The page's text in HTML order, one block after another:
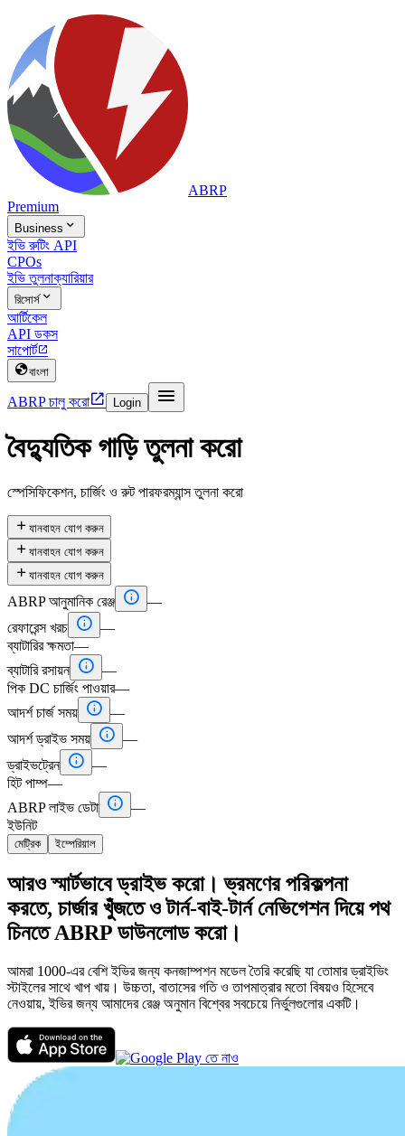
ABRP
Premium
Business 
ইভি রুটিং API
CPOs
ইভি তুলনাক্যারিয়ার
রিসোর্স
আর্টিকেল
API ডকস
সাপোর্ট
বাংলা
ABRP চালু করো Login 
বৈদ্যুতিক গাড়ি তুলনা করো
স্পেসিফিকেশন, চার্জিং ও রুট পারফরম্যান্স তুলনা করো
 যানবাহন যোগ করুন
 যানবাহন যোগ করুন
 যানবাহন যোগ করুন
ABRP আনুমানিক রেঞ্জ  —
রেফারেন্স খরচ  —
ব্যাটারির ক্ষমতা—
ব্যাটারি রসায়ন  —
পিক DC চার্জিং পাওয়ার—
আদর্শ চার্জ সময়  —
আদর্শ ড্রাইভ সময়  —
ড্রাইভট্রেন  —
হিট পাম্প—
ABRP লাইভ ডেটা  —
ইউনিট
মেট্রিক ইম্পেরিয়াল
আরও স্মার্টভাবে ড্রাইভ করো। ভ্রমণের পরিকল্পনা
করতে, চার্জার খুঁজতে ও টার্ন-বাই-টার্ন নেভিগেশন দিয়ে পথ
চিনতে ABRP ডাউনলোড করো।
আমরা 1000-এর বেশি ইভির জন্য কনজাম্পশন মডেল তৈরি করেছি যা তোমার ড্রাইভিং
স্টাইলের সাথে খাপ খায়। উচ্চতা, বাতাসের গতি ও তাপমাত্রার মতো বিষয়ও হিসেবে
নেওয়ায়, ইভির জন্য আমাদের রেঞ্জ অনুমান বিশ্বের সবচেয়ে নির্ভুলগুলোর একটি।